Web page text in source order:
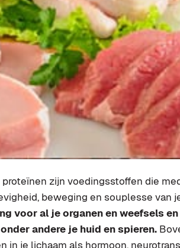
zijn voedingsstoffen die
beweging en souplesse van
voor al je organen en weefsels
andere je huid en spieren.
in je lichaam als hormoon,